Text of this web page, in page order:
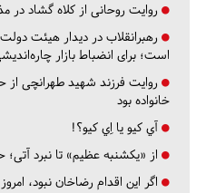
روایت روحانی از کلاه گشاد در
رهبرانقلاب در دیدار هیئت
است؛ برای انضباط بازار
روایت فرزند شهید طهرانچی
خانواده بود
آي كيو يا اِي كيو؟!
از «یکشنبه عظیم» تا نبرد
اگر این اقدام رضاخان نبود،